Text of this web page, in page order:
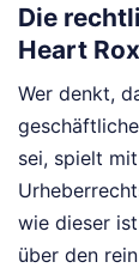
Die
Heart
Wer denkt,
sei, spielt
wie dieser
über den